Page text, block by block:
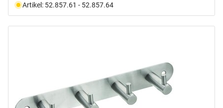
Artikel: 52.857.61 - 52.857.64